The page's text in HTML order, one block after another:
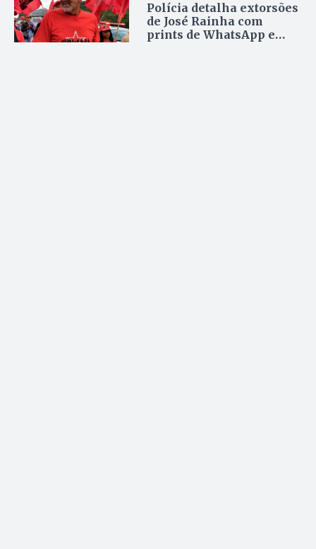
Polícia detalha extorsões
de José Rainha com
prints de WhatsApp e